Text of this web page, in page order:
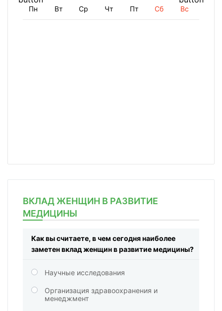
Пн Вт Ср Чт Пт Сб Вс
ВКЛАД ЖЕНЩИН В РАЗВИТИЕ
МЕДИЦИНЫ
Как вы считаете, в чем сегодня наиболее
заметен вклад женщин в развитие медицины?
Научные исследования
Организация здравоохранения и
менеджмент